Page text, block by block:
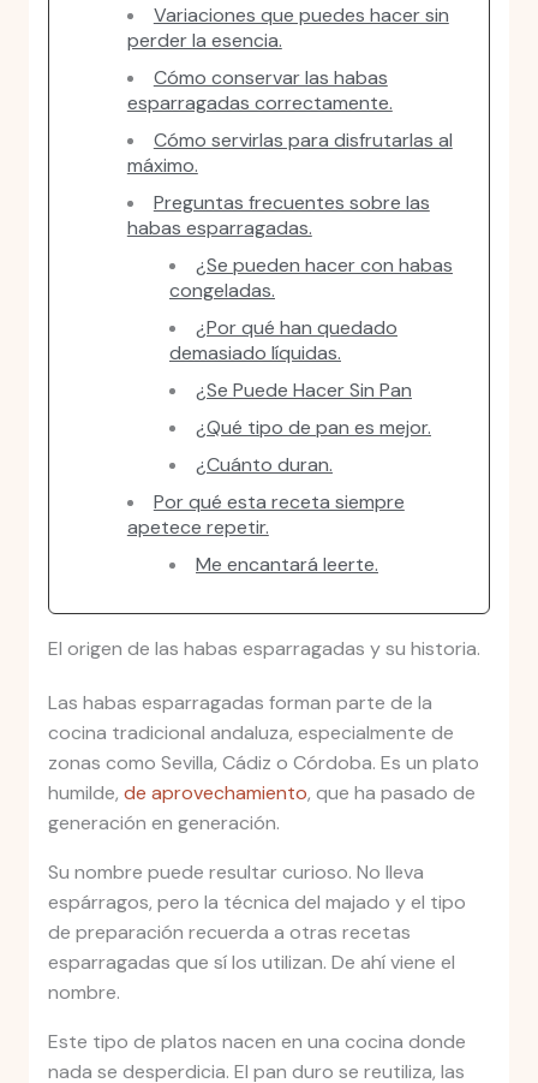
Variaciones que puedes hacer sin
perder la esencia.
Cómo conservar las habas
esparragadas correctamente.
Cómo servirlas para disfrutarlas al
máximo.
Preguntas frecuentes sobre las
habas esparragadas.
¿Se pueden hacer con habas
congeladas.
¿Por qué han quedado
demasiado líquidas.
¿Se Puede Hacer Sin Pan
¿Qué tipo de pan es mejor.
¿Cuánto duran.
Por qué esta receta siempre
apetece repetir.
Me encantará leerte.
El origen de las habas esparragadas y su historia.
Las habas esparragadas forman parte de la
cocina tradicional andaluza, especialmente de
zonas como Sevilla, Cádiz o Córdoba. Es un plato
humilde, de aprovechamiento, que ha pasado de
generación en generación.
Su nombre puede resultar curioso. No lleva
espárragos, pero la técnica del majado y el tipo
de preparación recuerda a otras recetas
esparragadas que sí los utilizan. De ahí viene el
nombre.
Este tipo de platos nacen en una cocina donde
nada se desperdicia. El pan duro se reutiliza, las